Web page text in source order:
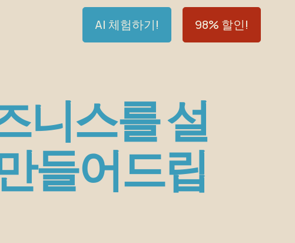
AI 체험하기! 98% 할인!
니스를 설
들어드립